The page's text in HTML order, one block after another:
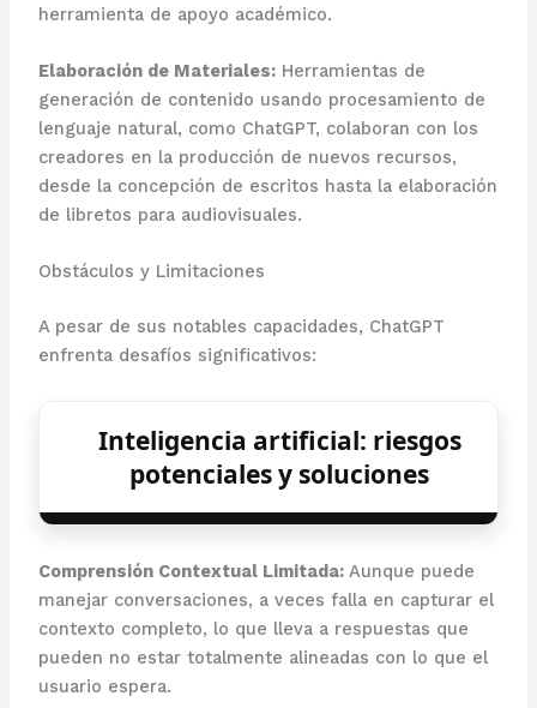
herramienta de apoyo académico.
Elaboración de Materiales:Herramientas de
generación de contenido usando procesamiento de
lenguaje natural, como ChatGPT, colaboran con los
creadores en la producción de nuevos recursos,
desde la concepción de escritos hasta la elaboración
de libretos para audiovisuales.
Obstáculos y Limitaciones
A pesar de sus notables capacidades, ChatGPT
enfrenta desafíos significativos:
Inteligencia artificial: riesgos
potenciales y soluciones
Comprensión Contextual Limitada:Aunque puede
manejar conversaciones, a veces falla en capturar el
contexto completo, lo que lleva a respuestas que
pueden no estar totalmente alineadas con lo que el
usuario espera.